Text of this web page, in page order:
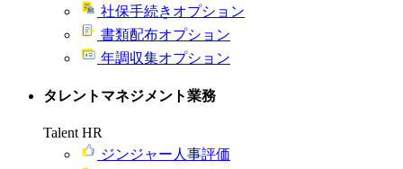
社保手続きオプション
書類配布オプション
年調収集オプション
タレントマネジメント業務
Talent HR
ジンジャー人事評価